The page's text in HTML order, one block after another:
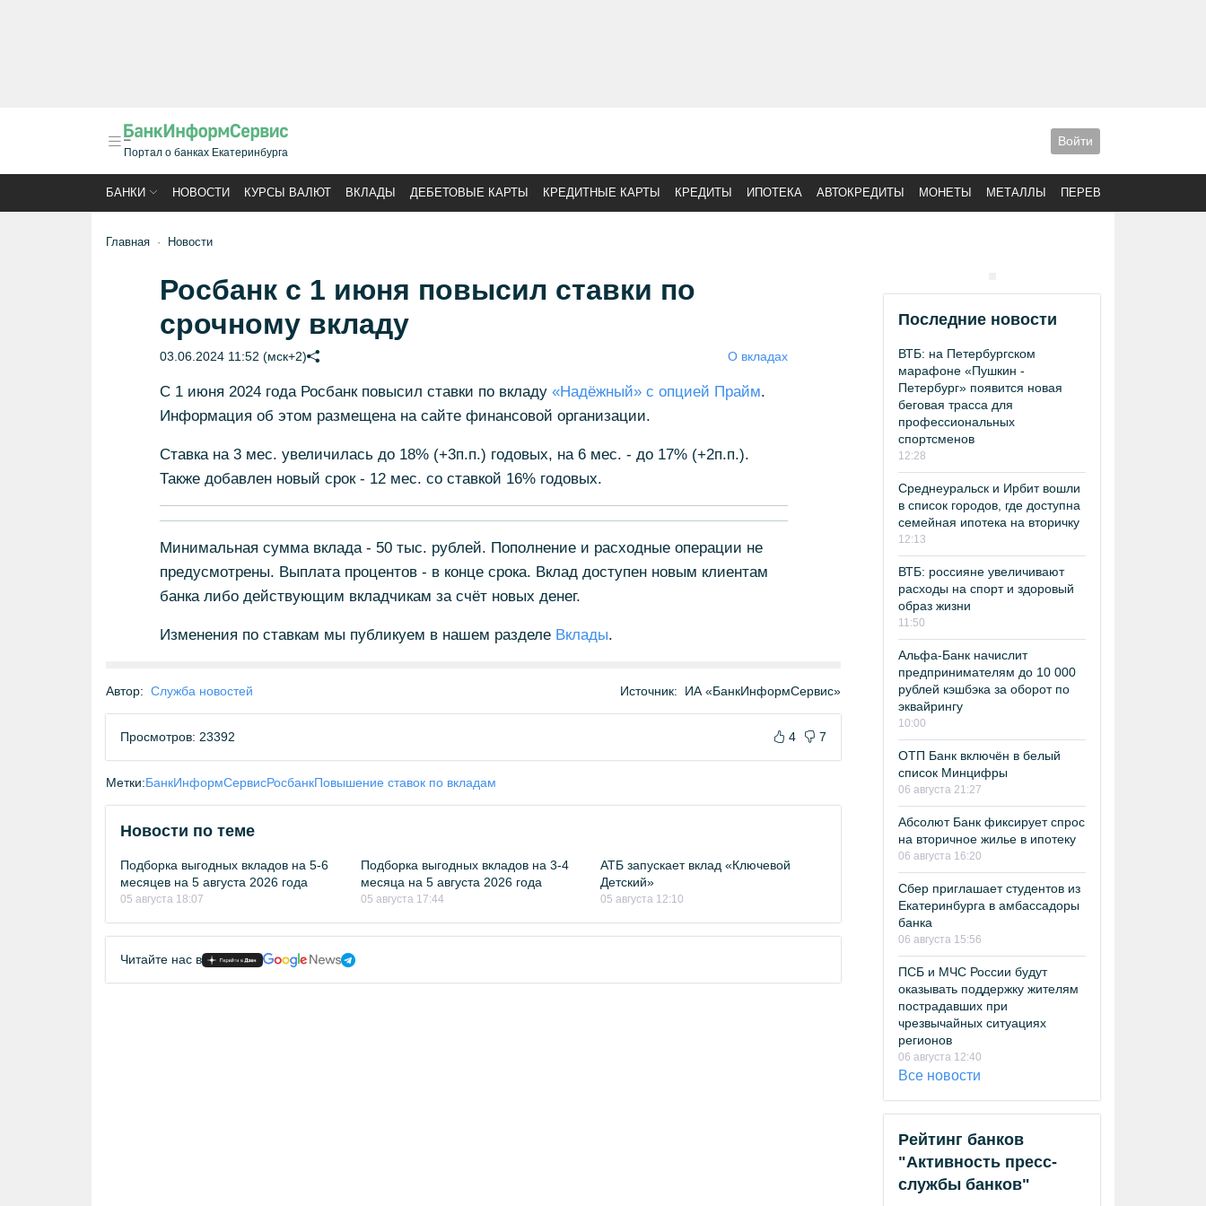
Портал о банках Екатеринбурга
Войти
БАНКИ НОВОСТИ КУРСЫ ВАЛЮТ ВКЛАДЫ ДЕБЕТОВЫЕ КАРТЫ КРЕДИТНЫЕ КАРТЫ КРЕДИТЫ ИПОТЕКА АВТОКРЕДИТЫ МОНЕТЫ МЕТАЛЛЫ ПЕРЕВОДЫ
Главная Новости
Росбанк с 1 июня повысил ставки по
срочному вкладу
03.06.2024 11:52 (мск+2) О вкладах
С 1 июня 2024 года Росбанк повысил ставки по вкладу «Надёжный» с опцией Прайм.
Информация об этом размещена на сайте финансовой организации.
Ставка на 3 мес. увеличилась до 18% (+3п.п.) годовых, на 6 мес. - до 17% (+2п.п.).
Также добавлен новый срок - 12 мес. со ставкой 16% годовых.
Минимальная сумма вклада - 50 тыс. рублей. Пополнение и расходные операции не
предусмотрены. Выплата процентов - в конце срока. Вклад доступен новым клиентам
банка либо действующим вкладчикам за счёт новых денег.
Изменения по ставкам мы публикуем в нашем разделе Вклады.
Автор: Служба новостей Источник: ИА «БанкИнформСервис»
Просмотров: 23392 4 7
Метки:БанкИнформСервисРосбанкПовышение ставок по вкладам
Новости по теме
Подборка выгодных вкладов на 5-6
месяцев на 5 августа 2026 года
05 августа 18:07
Подборка выгодных вкладов на 3-4
месяца на 5 августа 2026 года
05 августа 17:44
АТБ запускает вклад «Ключевой
Детский»
05 августа 12:10
Читайте нас в
Последние новости
ВТБ: на Петербургском
марафоне «Пушкин -
Петербург» появится новая
беговая трасса для
профессиональных
спортсменов
12:28
Среднеуральск и Ирбит вошли
в список городов, где доступна
семейная ипотека на вторичку
12:13
ВТБ: россияне увеличивают
расходы на спорт и здоровый
образ жизни
11:50
Альфа-Банк начислит
предпринимателям до 10 000
рублей кэшбэка за оборот по
эквайрингу
10:00
ОТП Банк включён в белый
список Минцифры
06 августа 21:27
Абсолют Банк фиксирует спрос
на вторичное жилье в ипотеку
06 августа 16:20
Сбер приглашает студентов из
Екатеринбурга в амбассадоры
банка
06 августа 15:56
ПСБ и МЧС России будут
оказывать поддержку жителям
пострадавших при
чрезвычайных ситуациях
регионов
06 августа 12:40
Все новости
Рейтинг банков
"Активность пресс-
службы банков"